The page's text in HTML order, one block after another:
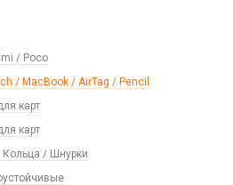
динамик
/ Poco
/ MacBook / AirTag / Pencil
карт
карт
Кольца / Шнурки